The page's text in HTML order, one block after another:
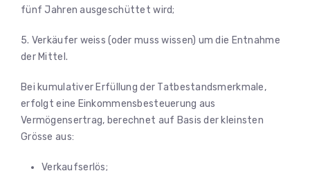
fünf Jahren ausgeschüttet wird;
5. Verkäufer weiss (oder muss wissen) um die Entnahme
der Mittel.
Bei kumulativer Erfüllung der Tatbestandsmerkmale,
erfolgt eine Einkommensbesteuerung aus
Vermögensertrag, berechnet auf Basis der kleinsten
Grösse aus:
Verkaufserlös;